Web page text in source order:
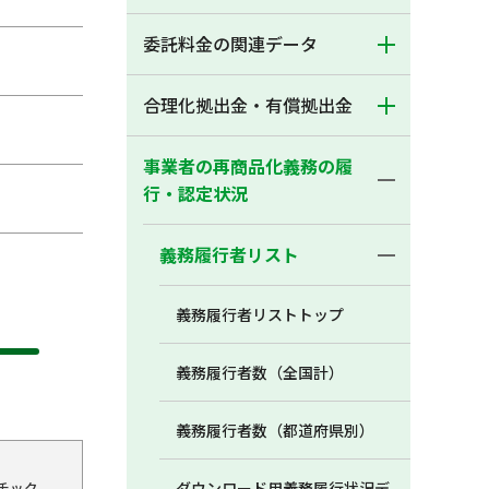
委託料金の関連データ
合理化拠出金・有償拠出金
事業者の再商品化義務の履
行・認定状況
義務履行者リスト
義務履行者リストトップ
義務履行者数（全国計）
義務履行者数（都道府県別）